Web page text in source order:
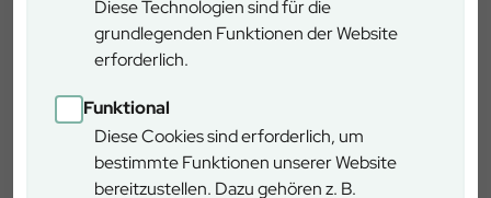
Diese Technologien sind für die
grundlegenden Funktionen der Website
erforderlich.
Funktional
Diese Cookies sind erforderlich, um
bestimmte Funktionen unserer Website
bereitzustellen. Dazu gehören z. B.
vergangenen Tagen die alten, maroden Holzschindeln
abgetragen und durch ein witterungsbeständiges Kaltdach
darauf geachtet, den ursprünglichen Charakter des
historischen Bauwerks zu bewahren. Für die 400 qm
Dachfläche wurden 35 Kubikmeter Lärchenholz aus den
Saalforstwäldern eingeschnitten. Die Mösererstube ist die